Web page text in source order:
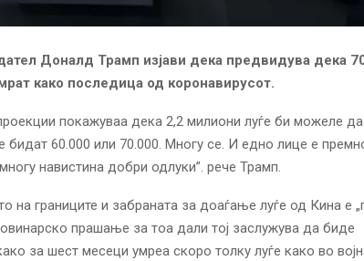
Доналд Трамп изјави дека предвидува дека
како последица од коронавирусот.
покажуваа дека 2,2 милиони луѓе би можеле
бидат 60.000 или 70.000. Многу се. И едно лице е
навистина добри одлуки”. рече Трамп.
на границите и забраната за доаѓање луѓе од Кина е
прашање за тоа дали тој заслужува да биде
за шест месеци умреа скоро толку луѓе како во